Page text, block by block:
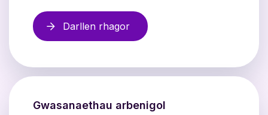
Darllen rhagor
Gwasanaethau arbenigol